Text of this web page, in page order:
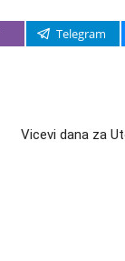
Telegram
Vicevi dana za